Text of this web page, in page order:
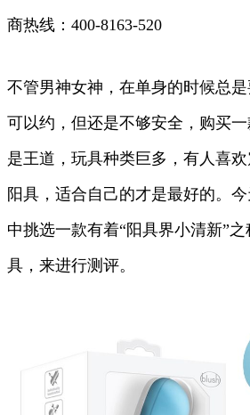
商热线：400-8163-520
不管男神女神，在单身的时候总
可以约，但还是不够安全，购买
是王道，玩具种类巨多，有人喜
阳具，适合自己的才是最好的。
中挑选一款有着“阳具界小清新”
具，来进行测评。